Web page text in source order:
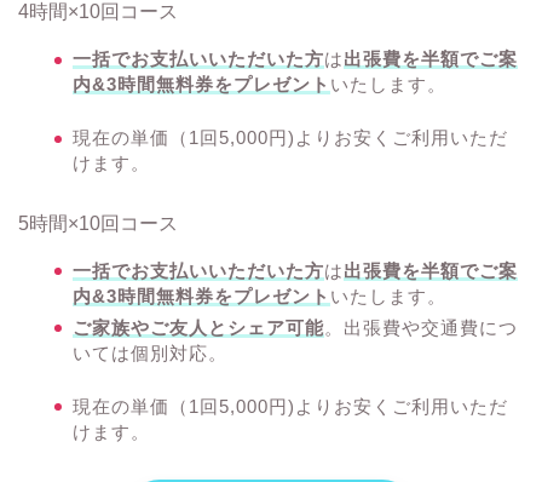
4時間×10回コース
一括でお支払いいただいた方は出張費を半額でご案
内&3時間無料券をプレゼント いたします。
現在の単価（1回5,000円)よりお安くご利用いただ
けます。
5時間×10回コース
一括でお支払いいただいた方は出張費を半額でご案
内&3時間無料券をプレゼント いたします。
ご家族やご友人とシェア可能。出張費や交通費につ
いては個別対応。
現在の単価（1回5,000円)よりお安くご利用いただ
けます。